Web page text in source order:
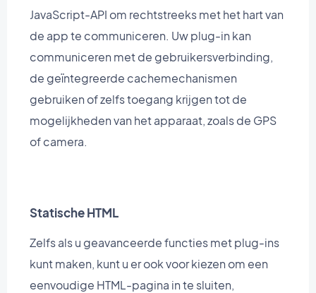
JavaScript-API om rechtstreeks met het hart van
de app te communiceren. Uw plug-in kan
communiceren met de gebruikersverbinding,
de geïntegreerde cachemechanismen
gebruiken of zelfs toegang krijgen tot de
mogelijkheden van het apparaat, zoals de GPS
of camera.
Statische HTML
Zelfs als u geavanceerde functies met plug-ins
kunt maken, kunt u er ook voor kiezen om een
eenvoudige HTML-pagina in te sluiten,